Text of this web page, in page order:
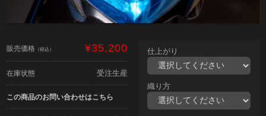
販売価格 （税込） ¥35,200
在庫状態 受注生産
この商品のお問い合わせはこちら
仕上がり
織り方